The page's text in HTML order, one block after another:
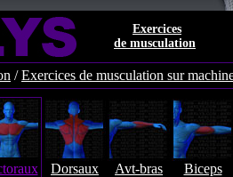
Exercices
de musculation
/Exercices de musculation sur
Dorsaux Avt-bras Biceps